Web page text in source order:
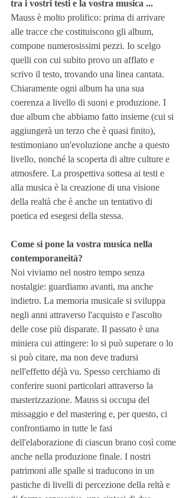
tra i vostri testi e la vostra musica ...
Mauss è molto prolifico: prima di arrivare
alle tracce che costituiscono gli album,
compone numerosissimi pezzi. Io scelgo
quelli con cui subito provo un afflato e
scrivo il testo, trovando una linea cantata.
Chiaramente ogni album ha una sua
coerenza a livello di suoni e produzione. I
due album che abbiamo fatto insieme (cui si
aggiungerà un terzo che è quasi finito),
testimoniano un'evoluzione anche a questo
livello, nonché la scoperta di altre culture e
atmosfere. La prospettiva sottesa ai testi e
alla musica è la creazione di una visione
della realtà che è anche un tentativo di
poetica ed esegesi della stessa.
Come si pone la vostra musica nella
contemporaneità?
Noi viviamo nel nostro tempo senza
nostalgie: guardiamo avanti, ma anche
indietro. La memoria musicale si sviluppa
negli anni attraverso l'acquisto e l'ascolto
delle cose più disparate. Il passato è una
miniera cui attingere: lo si può superare o lo
si può citare, ma non deve tradursi
nell'effetto déjà vu. Spesso cerchiamo di
conferire suoni particolari attraverso la
masterizzazione. Mauss si occupa del
missaggio e del mastering e, per questo, ci
confrontiamo in tutte le fasi
dell'elaborazione di ciascun brano così come
anche nella produzione finale. I nostri
patrimoni alle spalle si traducono in un
pastiche di livelli di percezione della reltà e